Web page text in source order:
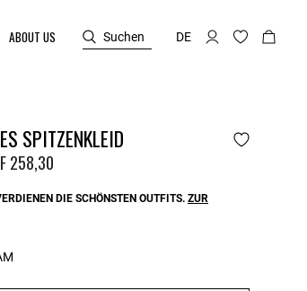
ABOUT US Suchen DE
SPITZENKLEID
258,30
DIE SCHÖNSTEN OUTFITS. ZUR